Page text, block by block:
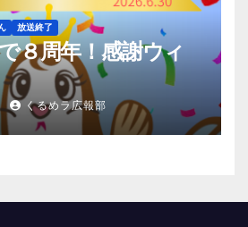
放送終了
８周年！感謝ウィ
くるめラ広報部